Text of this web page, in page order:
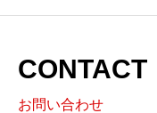
CONTACT
お問い合わせ